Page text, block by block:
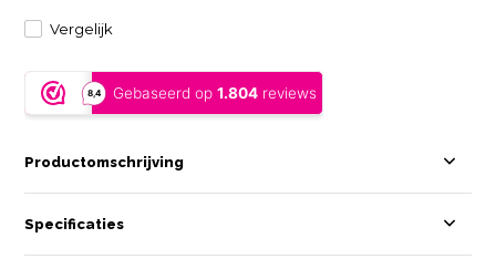
Vergelijk
Productomschrijving
Specificaties